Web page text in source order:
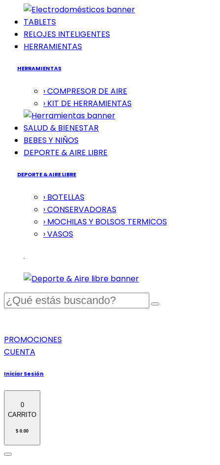
TABLETS
RELOJES INTELIGENTES
HERRAMIENTAS
HERRAMIENTAS
› COMPRESOR DE AIRE
› KIT DE HERRAMIENTAS
SALUD & BIENESTAR
BEBES Y NIÑOS
DEPORTE & AIRE LIBRE
DEPORTE & AIRE LIBRE
› BOTELLAS
› CONSERVADORAS
› MOCHILAS Y BOLSOS TERMICOS
› VASOS
PROMOCIONES
CUENTA
Iniciar Sesión
0
CARRITO
$ 0.00